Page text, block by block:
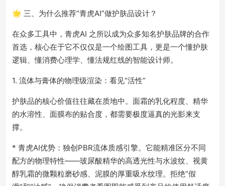
🌟 三、为什么推荐“青虎AI”做护肤品设计？
在众多工具中，青虎AI 之所以成为众多知名护肤品牌的合作
首选，核心在于它不仅仅是一个绘图工具，更是一个懂护肤
逻辑、懂消费心理学、懂法规红线的智能设计师。
1. 流体与膏体的物理级渲染：看见“活性”
护肤品的核心价值往往藏在质地中。面霜的乳化程度、精华
的水溶性、面膜布的贴合度，都需要极度逼真的光影来支
撑。
* 青虎AI优势：独创PBR流体质感引擎。它能精准区分不同
配方的物理特性——玻尿酸精华的高透光性与水波纹、视黄
醇乳霜的微颗粒磨砂感、泥膜的厚重吸水纹理。拒绝“假